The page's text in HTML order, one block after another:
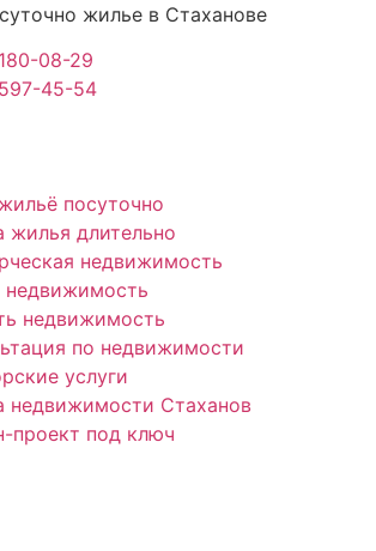
жилье в Стаханове
08-29
45-54
посуточно
жилья длительно
недвижимость
недвижимость
недвижимость
по недвижимости
услуги
недвижимости Стаханов
проект под ключ